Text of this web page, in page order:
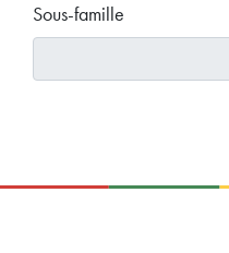
Sous-famille